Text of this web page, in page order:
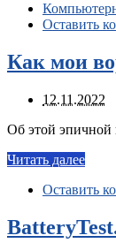
Оставить
Как мои
12.11.2022
Об этой эпичной
Читать далее
Оставить